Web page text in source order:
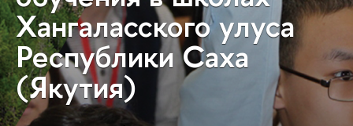
Хангаласского улуса
Республики Саха
(Якутия)